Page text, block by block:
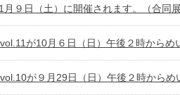
月９日（土）に開催されます。（合同
が10月６日（日）午後２時からめ
が９月29日（日）午後２時からめ